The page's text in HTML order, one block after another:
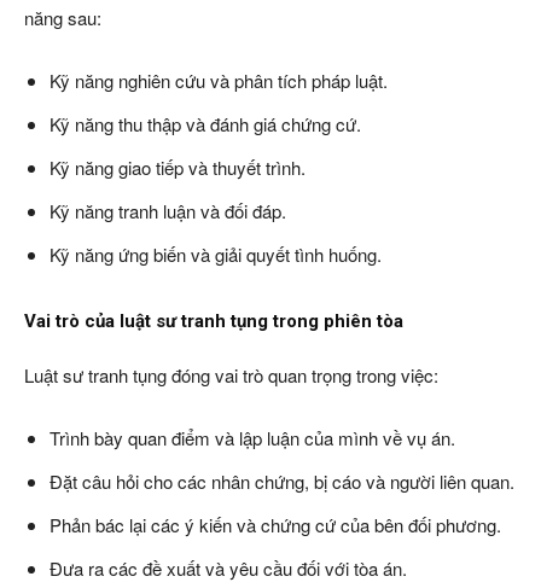
năng sau:
Kỹ năng nghiên cứu và phân tích pháp luật.
Kỹ năng thu thập và đánh giá chứng cứ.
Kỹ năng giao tiếp và thuyết trình.
Kỹ năng tranh luận và đối đáp.
Kỹ năng ứng biến và giải quyết tình huống.
Vai trò của luật sư tranh tụng trong phiên tòa
Luật sư tranh tụng đóng vai trò quan trọng trong việc:
Trình bày quan điểm và lập luận của mình về vụ án.
Đặt câu hỏi cho các nhân chứng, bị cáo và người liên quan.
Phản bác lại các ý kiến và chứng cứ của bên đối phương.
Đưa ra các đề xuất và yêu cầu đối với tòa án.